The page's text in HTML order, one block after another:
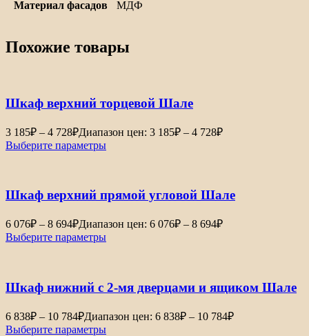
Материал фасадов МДФ
Похожие товары
Шкаф верхний торцевой Шале
3 185₽ – 4 728₽Диапазон цен: 3 185₽ – 4 728₽
Выберите параметры
Шкаф верхний прямой угловой Шале
6 076₽ – 8 694₽Диапазон цен: 6 076₽ – 8 694₽
Выберите параметры
Шкаф нижний с 2-мя дверцами и ящиком Шале
6 838₽ – 10 784₽Диапазон цен: 6 838₽ – 10 784₽
Выберите параметры